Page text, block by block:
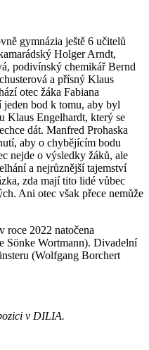
gymnázia ještě 6 učitelů
Holger Arndt,
podivínský chemikář Bernd
a přísný Klaus
otec žáka Fabiana
bod k tomu, aby byl
Klaus Engelhardt, který se
dát. Manfred Prohaska
aby o chybějícím bodu
nejde o výsledky žáků, ale
a nejrůznější tajemství
zda mají tito lidé vůbec
Ani otec však přece nemůže
roce 2022 natočena
Sönke Wortmann). Divadelní
(Wolfgang Borchert
v DILIA.